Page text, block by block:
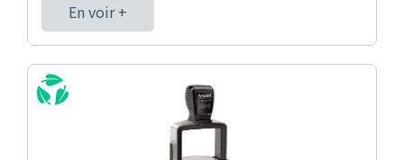
En voir +